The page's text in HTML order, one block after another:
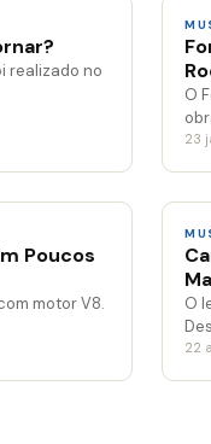
realizado no
O
23
Poucos
motor V8.
O
22